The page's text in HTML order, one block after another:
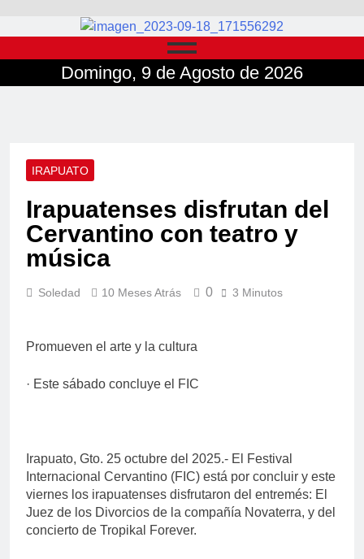
Domingo, 9 de Agosto de 2026
IRAPUATO
Irapuatenses disfrutan del
Cervantino con teatro y
música
Soledad 10 Meses Atrás 0 3 Minutos
Promueven el arte y la cultura
· Este sábado concluye el FIC
Irapuato, Gto. 25 octubre del 2025.- El Festival
Internacional Cervantino (FIC) está por concluir y este
viernes los irapuatenses disfrutaron del entremés: El
Juez de los Divorcios de la compañía Novaterra, y del
concierto de Tropikal Forever.